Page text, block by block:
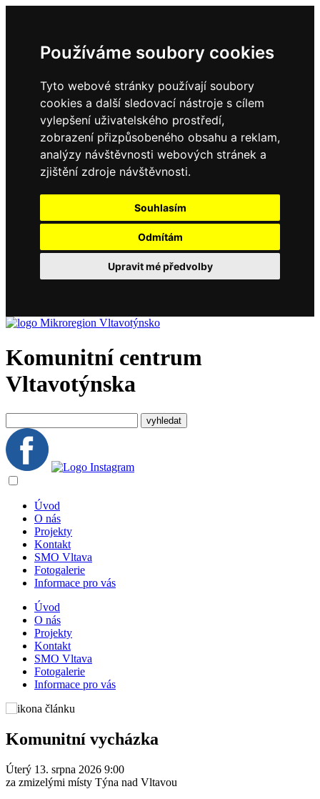
Používáme soubory cookies
Tyto webové stránky používají soubory
cookies a další sledovací nástroje s cílem
vylepšení uživatelského prostředí,
zobrazení přizpůsobeného obsahu a reklam,
analýzy návštěvnosti webových stránek a
zjištění zdroje návštěvnosti.
Souhlasím
Odmítám
Upravit mé předvolby
Komunitní centrum
Vltavotýnska
Úvod
O nás
Projekty
Kontakt
SMO Vltava
Fotogalerie
Informace pro vás
Úvod
O nás
Projekty
Kontakt
SMO Vltava
Fotogalerie
Informace pro vás
Komunitní vycházka
Úterý 13. srpna 2026 9:00
za zmizelými místy Týna nad Vltavou